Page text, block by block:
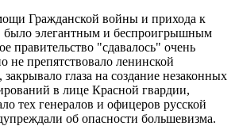
Гражданской войны и прихода к
было элегантным и беспроигрышным
правительство "сдавалось" очень
не препятствовало ленинской
глаза на создание незаконных
в лице Красной гвардии,
тех генералов и офицеров русской
об опасности большевизма.